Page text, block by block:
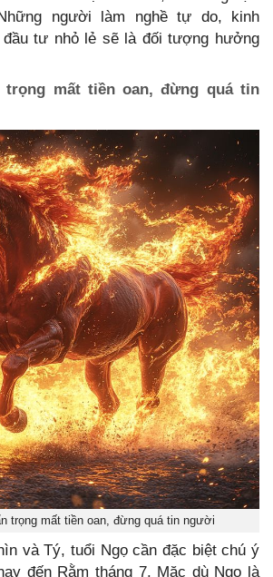
người làm nghề tự do, kinh
đầu tư nhỏ lẻ sẽ là đối tượng hưởng
trọng mất tiền oan, đừng quá tin
trọng mất tiền oan, đừng quá tin người
và Tý, tuổi Ngọ cần đặc biệt chú ý
đến Rằm tháng 7. Mặc dù Ngọ là